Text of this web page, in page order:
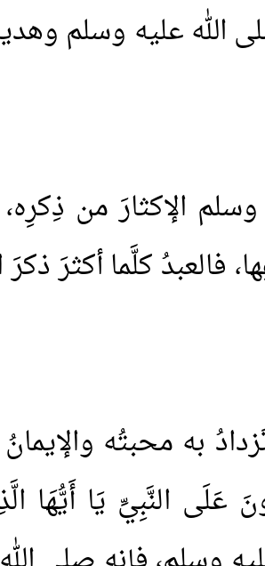
الله عليه وسلم
الإكثارَ من
فالعبدُ كلَّما أكثرَ
به محبتُه
عَلَى النَّبِيِّ يَا أَيُّهَا